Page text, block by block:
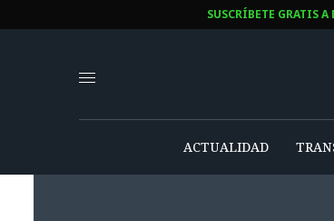
SUSCRÍBETE GRATIS
ACTUALIDAD